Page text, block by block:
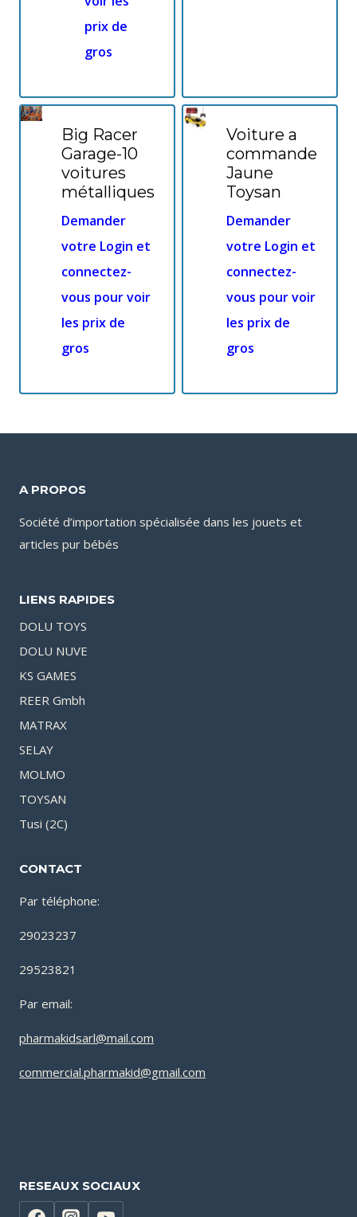
prix de
gros
Big Racer
Garage-10
voitures
métalliques
Demander
votre Login et
connectez-
vous pour voir
les prix de
gros
Voiture a
commande
Jaune
Toysan
Demander
votre Login et
connectez-
vous pour voir
les prix de
gros
A PROPOS
Société d’importation spécialisée dans les jouets et
articles pur bébés
LIENS RAPIDES
DOLU TOYS
DOLU NUVE
KS GAMES
REER Gmbh
MATRAX
SELAY
MOLMO
TOYSAN
Tusi (2C)
CONTACT
Par téléphone:
29023237
29523821
Par email:
pharmakidsarl@mail.com
commercial.pharmakid@gmail.com
RESEAUX SOCIAUX